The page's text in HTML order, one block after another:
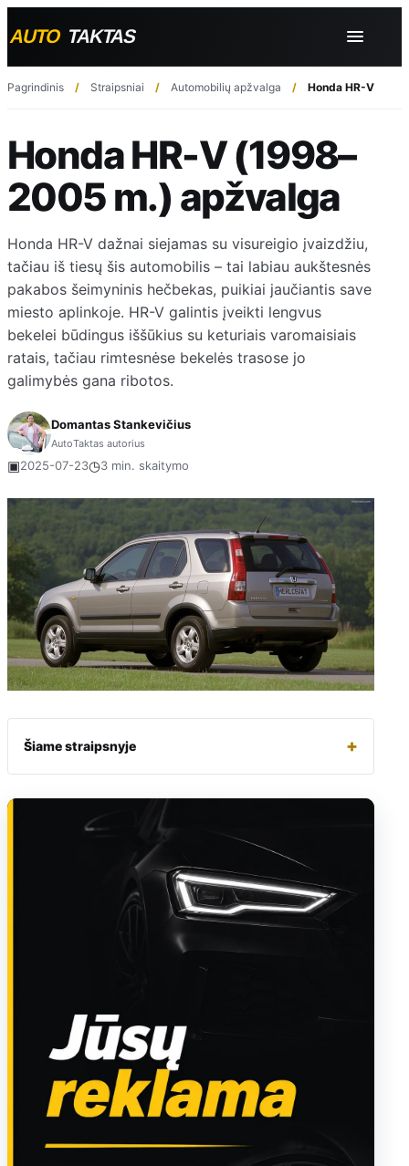
Pagrindinis Straipsniai Automobilių apžvalga Honda HR-V
Honda HR-V (1998–
2005 m.) apžvalga
Honda HR-V dažnai siejamas su visureigio įvaizdžiu,
tačiau iš tiesų šis automobilis – tai labiau aukštesnės
pakabos šeimyninis hečbekas, puikiai jaučiantis save
miesto aplinkoje. HR-V galintis įveikti lengvus
bekelei būdingus iššūkius su keturiais varomaisiais
ratais, tačiau rimtesnėse bekelės trasose jo
galimybės gana ribotos.
Domantas Stankevičius
AutoTaktas autorius
▣2025-07-23◷3 min. skaitymo
Šiame straipsnyje +